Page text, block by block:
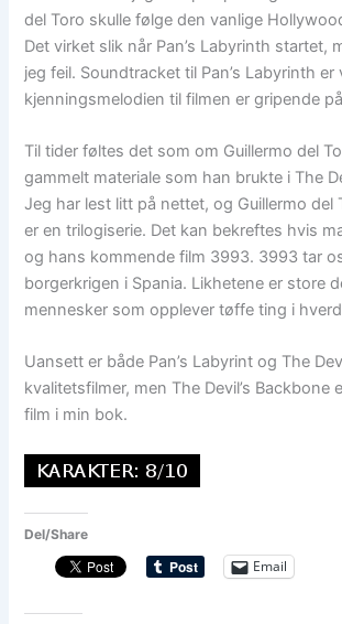
del Toro skulle følge den vanlige
Det virket slik når Pan’s Labyrinth startet,
jeg feil. Soundtracket til Pan’s Labyrinth er
kjenningsmelodien til filmen er gripende
Til tider føltes det som om Guillermo del
gammelt materiale som han brukte i The
Jeg har lest litt på nettet, og Guillermo del
er en trilogiserie. Det kan bekreftes hvis
og hans kommende film 3993. 3993 tar
borgerkrigen i Spania. Likhetene er store
mennesker som opplever tøffe ting i
Uansett er både Pan’s Labyrint og The
kvalitetsfilmer, men The Devil’s Backbone
film i min bok.
Del/Share
Email